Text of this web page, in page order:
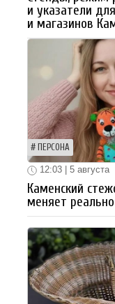
и указатели
и магазинов
ПЕРСОНА
12:03 | 5 августа
Каменский
меняет